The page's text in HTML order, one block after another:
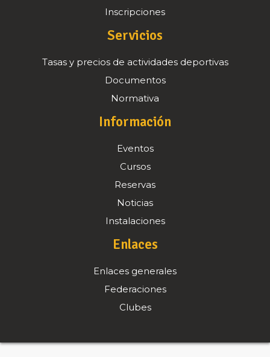
Inscripciones
Servicios
Tasas y precios de actividades deportivas
Documentos
Normativa
Información
Eventos
Cursos
Reservas
Noticias
Instalaciones
Enlaces
Enlaces generales
Federaciones
Clubes